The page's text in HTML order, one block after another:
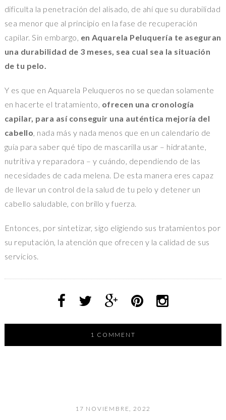
dificulta la penetración del alisado, de ahí que su durabilidad
sea menor que al principio en la fase de recuperación
capilar. Sin embargo, en Aquarela Peluquería te aseguran
una durabilidad de 3 meses, sea cual sea la situación
de tu pelo.
Y es que en Aquarela Peluqueros no se quedan solamente
en hacerte el tratamiento, ofrecen una cronología
capilar, para así conseguir una auténtica mejoría del
cabello , nada más y nada menos que en un calendario de
guía para saber qué tipo de mascarilla usar – hidratante,
nutritiva y reparadora – y cuándo, dependiendo de las
necesidades de cada melena. De esta manera eres capaz
de llevar un control de la salud de tu pelo y detener un
cabello saludable, con brillo y fuerza.
Entonces, por sintetizar, sigo eligiendo sus tratamientos por
su reputación, la atención que ofrecen y la calidad de sus
servicios.
1 COMMENT
17 NOVIEMBRE, 2022